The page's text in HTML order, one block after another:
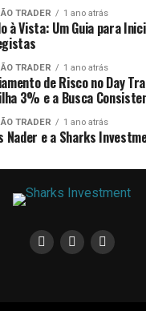
TRADER 1 ano atrás
à Vista: Um Guia para
TRADER 1 ano atrás
de Risco no Day
3% e a Busca
TRADER 1 ano atrás
Nader e a Sharks